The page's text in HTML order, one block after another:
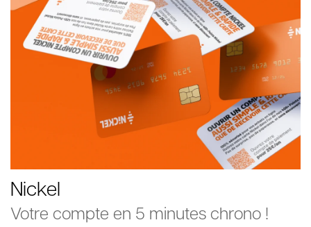
Nickel
Votre compte en 5 minutes chrono !